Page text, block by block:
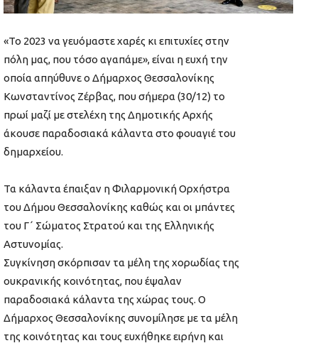
«Το 2023 να γευόμαστε χαρές κι επιτυχίες στην
πόλη μας, που τόσο αγαπάμε», είναι η ευχή την
οποία απηύθυνε ο Δήμαρχος Θεσσαλονίκης
Κωνσταντίνος Ζέρβας, που σήμερα (30/12) το
πρωί μαζί με στελέχη της Δημοτικής Αρχής
άκουσε παραδοσιακά κάλαντα στο φουαγιέ του
δημαρχείου.
Τα κάλαντα έπαιξαν η Φιλαρμονική Ορχήστρα
του Δήμου Θεσσαλονίκης καθώς και οι μπάντες
του Γ΄ Σώματος Στρατού και της Ελληνικής
Αστυνομίας.
Συγκίνηση σκόρπισαν τα μέλη της χορωδίας της
ουκρανικής κοινότητας, που έψαλαν
παραδοσιακά κάλαντα της χώρας τους. Ο
Δήμαρχος Θεσσαλονίκης συνομίλησε με τα μέλη
της κοινότητας και τους ευχήθηκε ειρήνη και